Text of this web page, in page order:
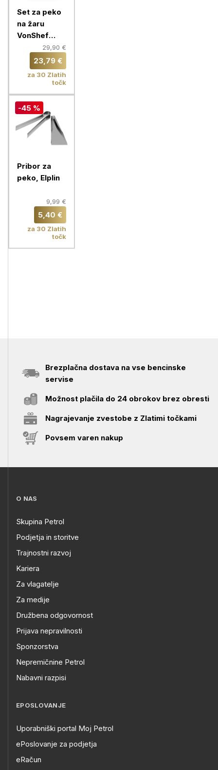
Set za peko
na žaru
VonShef
VONGA-
1000384 +
vrečka za
shranjevanje
29,90 €
23,79 €
za 30 Zlatih
točk
-45 %
Pribor za
peko, Elplin
9,99 €
5,40 €
za 30 Zlatih
točk
Brezplačna dostava na vse bencinske
servise
Možnost plačila do 24 obrokov brez obresti
Nagrajevanje zvestobe z Zlatimi točkami
Povsem varen nakup
O NAS
Skupina Petrol
Podjetja in storitve
Trajnostni razvoj
Kariera
Za vlagatelje
Za medije
Družbena odgovornost
Prijava nepravilnosti
Sponzorstva
Nepremičnine Petrol
Nabavni razpisi
EPOSLOVANJE
Uporabniški portal Moj Petrol
ePoslovanje za podjetja
eRačun